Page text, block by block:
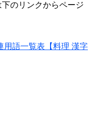
下のリンクからページ
用語一覧表【料理 漢字